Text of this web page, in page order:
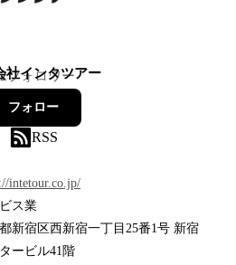
社インタツアー
フォロワー
フォロー
RSS
intetour.co.jp/
ス業
新宿区西新宿一丁目25番1号 新宿
ービル41階